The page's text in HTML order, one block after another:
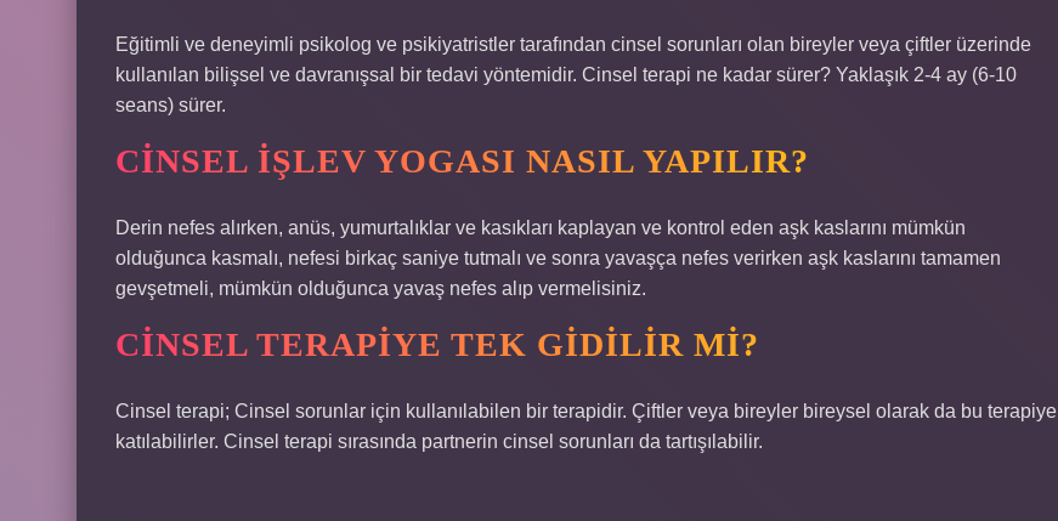
Eğitimli ve deneyimli psikolog ve psikiyatristler tarafından cinsel sorunları olan bireyler veya çiftler üzerinde
kullanılan bilişsel ve davranışsal bir tedavi yöntemidir. Cinsel terapi ne kadar sürer? Yaklaşık 2-4 ay (6-10
seans) sürer.
CINSEL IŞLEV YOGASI NASIL YAPILIR?
Derin nefes alırken, anüs, yumurtalıklar ve kasıkları kaplayan ve kontrol eden aşk kaslarını mümkün
olduğunca kasmalı, nefesi birkaç saniye tutmalı ve sonra yavaşça nefes verirken aşk kaslarını tamamen
gevşetmeli, mümkün olduğunca yavaş nefes alıp vermelisiniz.
CINSEL TERAPIYE TEK GIDILIR MI?
Cinsel terapi; Cinsel sorunlar için kullanılabilen bir terapidir. Çiftler veya bireyler bireysel olarak da bu terapiye
katılabilirler. Cinsel terapi sırasında partnerin cinsel sorunları da tartışılabilir.